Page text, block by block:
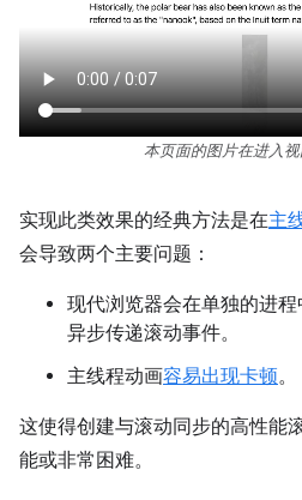
本页面的图片在进入视
实现此类效果的经典方法是在主
会导致两个主要问题：
现代浏览器会在单独的进
异步传递滚动事件。
主线程动画容易出现卡顿。
这使得创建与滚动同步的高性能
能或非常困难。